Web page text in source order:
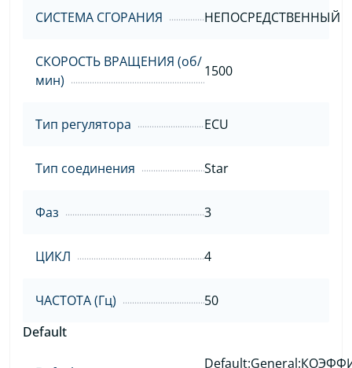
СИСТЕМА СГОРАНИЯ НЕПОСРЕДСТВЕННЫЙ
СКОРОСТЬ ВРАЩЕНИЯ (об/
мин)
1500
Тип регулятора ECU
Тип соединения Star
Фаз 3
ЦИКЛ 4
ЧАСТОТА (Гц)
50
Default